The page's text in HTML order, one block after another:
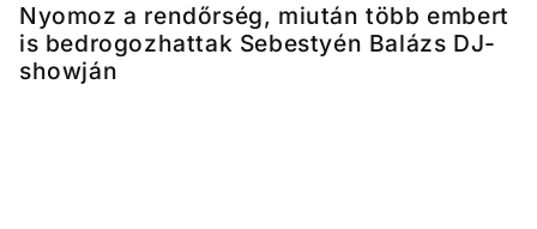
Nyomoz a rendőrség, miután több embert
is bedrogozhattak Sebestyén Balázs DJ-
showján